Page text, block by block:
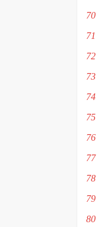
70
71
72
73
74
75
76
77
78
79
80